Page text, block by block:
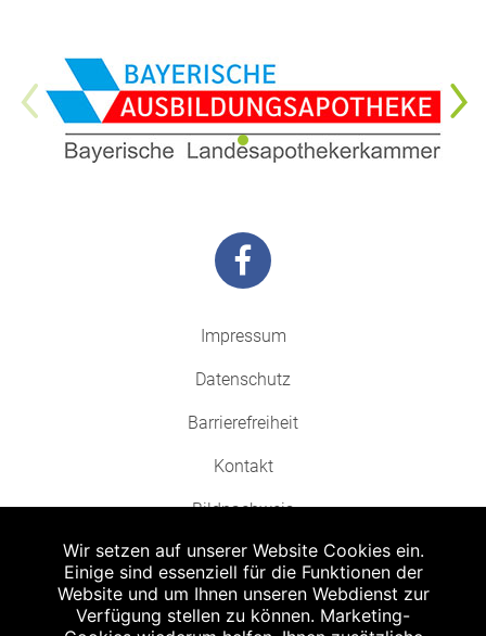
Impressum
Datenschutz
Barrierefreiheit
Kontakt
Bildnachweis
Wir setzen auf unserer Website Cookies ein.
Einige sind essenziell für die Funktionen der
Website und um Ihnen unseren Webdienst zur
Verfügung stellen zu können. Marketing-